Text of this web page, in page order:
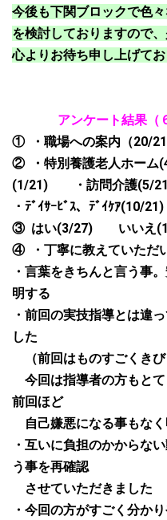
今後も下関ブロックで色
を検討しておりますので
心よりお待ち申し上げてお
アンケート結果（
①
・職場への案内（20/21
②
・特別養護老人ホーム
(1/21) ・訪問介護(5/
・ﾃﾞｲｻｰﾋﾞｽ、ﾃﾞｲｹｱ(10/21)
③ はい(3/27) いいえ
④
・丁寧に教えていただ
・言葉をきちんと言う事
明する
・前回の実技指導とは違
した
（前回はものすごくきび
今回は指導者の方もと
前回ほど
自己嫌悪になる事もな
・互いに負担のかからな
う事を再確認
させていただきました
・今回の方がすごく分か